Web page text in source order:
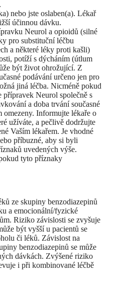
nebo jste oslaben(a). Lékař
účinnou dávku.
Neurol a opioidů (silné
pro substituční léčbu
a některé léky proti kašli)
potíží s dýcháním (útlum
být život ohrožující. Z
podávání určeno jen pro
jiná léčba. Nicméně pokud
přípravek Neurol společně s
a doba trvání současné
omezeny. Informujte lékaře o
užíváte, a pečlivě dodržujte
Vaším lékařem. Je vhodné
příbuzné, aby si byli
uvedených výše.
tyto příznaky
ze skupiny benzodiazepinů
a emocionální/fyzické
Riziko závislosti se zvyšuje
být vyšší u pacientů se
či léků. Závislost na
benzodiazepinů se může
dávkách. Zvýšené riziko
i při kombinované léčbě